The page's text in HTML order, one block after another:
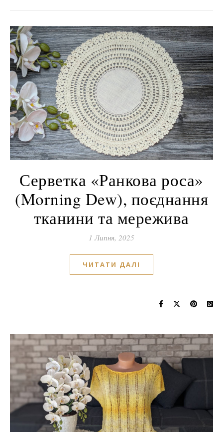
Серветка «Ранкова роса»
(Morning Dew), поєднання
тканини та мережива
1 Липня, 2025
ЧИТАТИ ДАЛІ